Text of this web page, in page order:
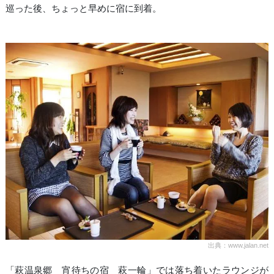
巡った後、ちょっと早めに宿に到着。
出典：www.jalan.net
「萩温泉郷 宵待ちの宿 萩一輪」では落ち着いたラウンジが